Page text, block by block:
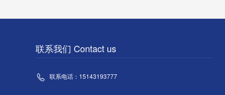
联系我们 Contact us
联系电话：15143193777